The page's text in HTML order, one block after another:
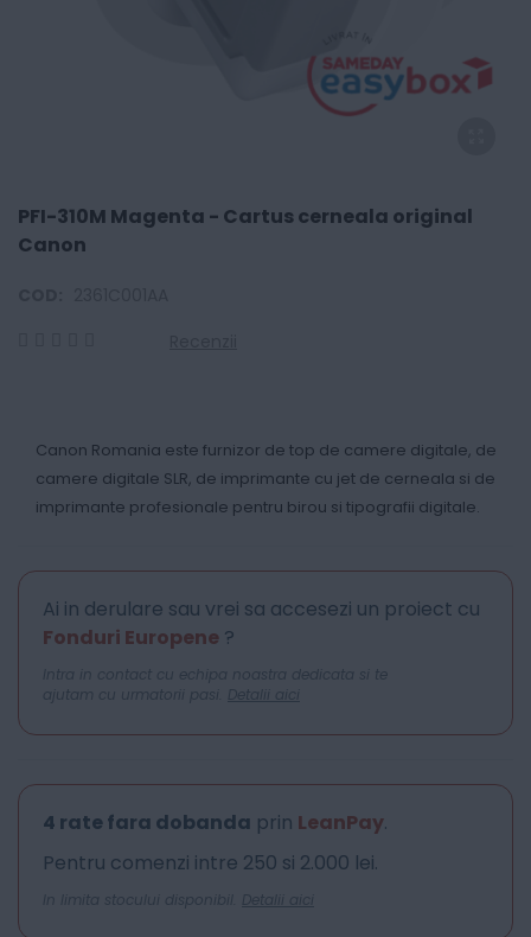
PFI-310M Magenta - Cartus cerneala original
Canon
Canon Romania este furnizor de top de camere digitale, de
camere digitale SLR, de imprimante cu jet de cerneala si de
imprimante profesionale pentru birou si tipografii digitale.
Ai in derulare sau vrei sa accesezi un proiect cu
Fonduri Europene ?
Intra in contact cu echipa noastra dedicata si te
ajutam cu urmatorii pasi. Detalii aici
4 rate fara dobanda prin LeanPay.
Pentru comenzi intre 250 si 2.000 lei.
In limita stocului disponibil. Detalii aici